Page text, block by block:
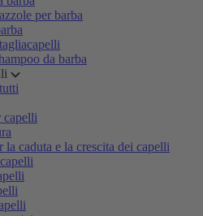
per barba
da barba
capelli
la caduta e la crescita dei capelli